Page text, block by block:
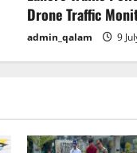
Drone Traffic
admin_qalam 9